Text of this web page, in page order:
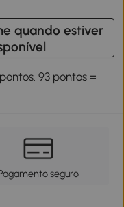
quando estiver
93 pontos =
seguro